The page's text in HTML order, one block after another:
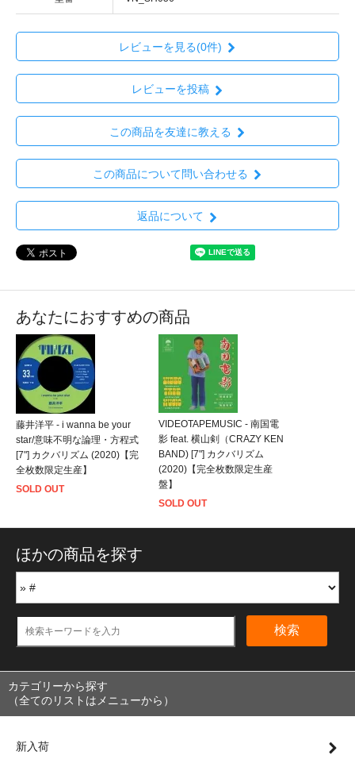
レビューを見る(0件)
レビューを投稿
この商品を友達に教える
この商品について問い合わせる
返品について
あなたにおすすめの商品
藤井洋平 - i wanna be your
star/意味不明な論理・方程式
[7"] カクバリズム (2020)【完
全枚数限定生産】
SOLD OUT
VIDEOTAPEMUSIC - 南国電
影 feat. 横山剣（CRAZY KEN
BAND) [7"] カクバリズム
(2020)【完全枚数限定生産
盤】
SOLD OUT
ほかの商品を探す
検索
カテゴリーから探す
（全てのリストはメニューから）
新入荷